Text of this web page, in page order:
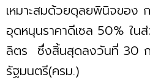
เหมาะสมด้วยดุลยพินิจของ
อุดหนุนราคาดีเซล 50% ใ
ลิตร ซึ่งสิ้นสุดลงวันที่ 30
รัฐมนตรี(ครม.)